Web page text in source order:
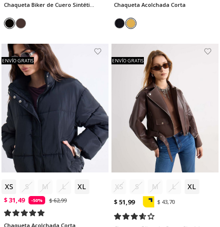
Chaqueta Acolchada Corta
XS S M L XL
ENVÍO GRATIS
$ 31,49 -50% $ 62,99
Chaqueta Acolchada Corta
XS S M L XL
ENVÍO GRATIS
$ 51,99 $ 43,70